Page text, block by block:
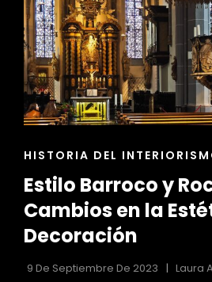
ENLACES
LAS
CATEGORÍAS
HISTORIA DEL
Estilo Barroco y
Cambios en la
Decoración
9 De Septiembre De 2023 Laura